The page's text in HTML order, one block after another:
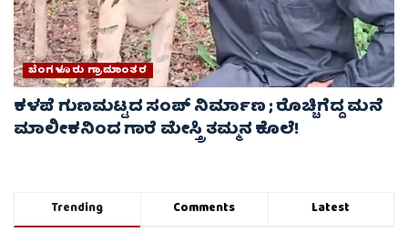
ಬೆಂಗಳೂರು ಗ್ರಾಮಾಂತರ
ಕಳಪೆ ಗುಣಮಟ್ಟದ ಸಂಪ್ ನಿರ್ಮಾಣ ; ರೊಚ್ಚಿಗೆದ್ದ ಮನೆ
ಮಾಲೀಕನಿಂದ ಗಾರೆ ಮೇಸ್ತ್ರಿ ತಮ್ಮನ ಕೊಲೆ!
Trending Comments Latest